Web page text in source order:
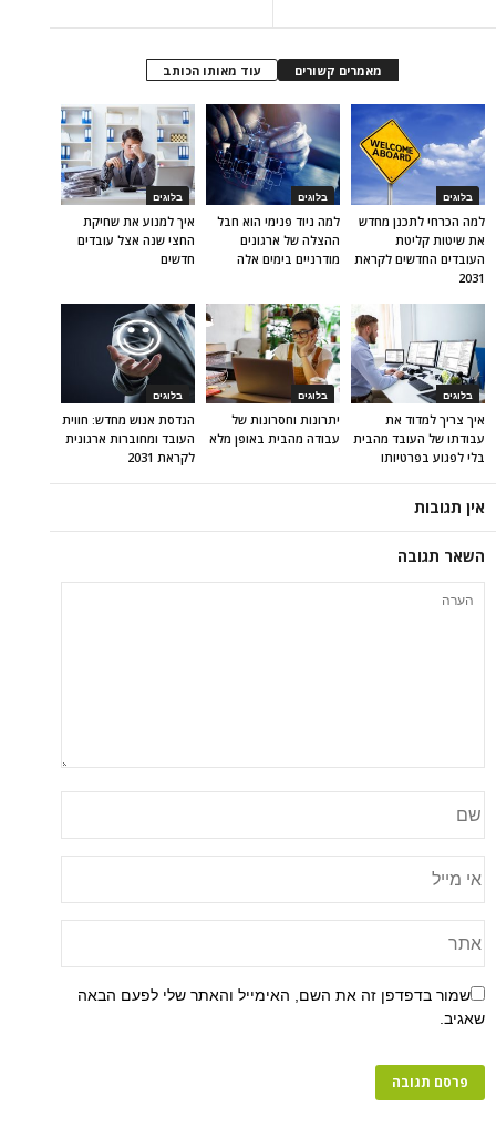
מאמרים קשורים עוד מאותו הכותב
בלוגים
איך למנוע את שחיקת
החצי שנה אצל עובדים
חדשים
בלוגים
למה ניוד פנימי הוא חבל
ההצלה של ארגונים
מודרניים בימים אלה
בלוגים
למה הכרחי לתכנן מחדש
את שיטות קליטת
העובדים החדשים לקראת
2031
בלוגים
הנדסת אנוש מחדש: חווית
העובד ומחוברות ארגונית
לקראת 2031
בלוגים
יתרונות וחסרונות של
עבודה מהבית באופן מלא
בלוגים
איך צריך למדוד את
עבודתו של העובד מהבית
בלי לפגוע בפרטיותו
אין תגובות
השאר תגובה
שמור בדפדפן זה את השם, האימייל והאתר שלי לפעם הבאה
שאגיב.